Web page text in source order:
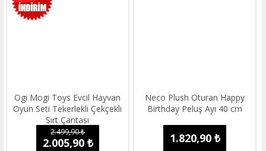
Ogi Mogi Toys Evcil Hayvan
Oyun Seti Tekerlekli Çekçekli
Sırt Çantası
2.499,90 ₺
2.005,90 ₺
Neco Plush Oturan Happy
Birthday Peluş Ayı 40 cm
1.820,90 ₺